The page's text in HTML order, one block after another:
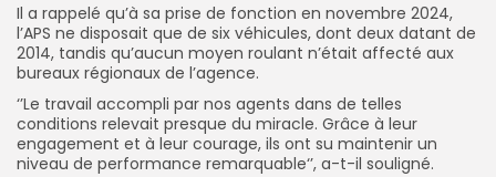
Il a rappelé qu’à sa prise de fonction en novembre 2024,
l’APS ne disposait que de six véhicules, dont deux datant de
2014, tandis qu’aucun moyen roulant n’était affecté aux
bureaux régionaux de l’agence.
‘’Le travail accompli par nos agents dans de telles
conditions relevait presque du miracle. Grâce à leur
engagement et à leur courage, ils ont su maintenir un
niveau de performance remarquable‘’, a-t-il souligné.